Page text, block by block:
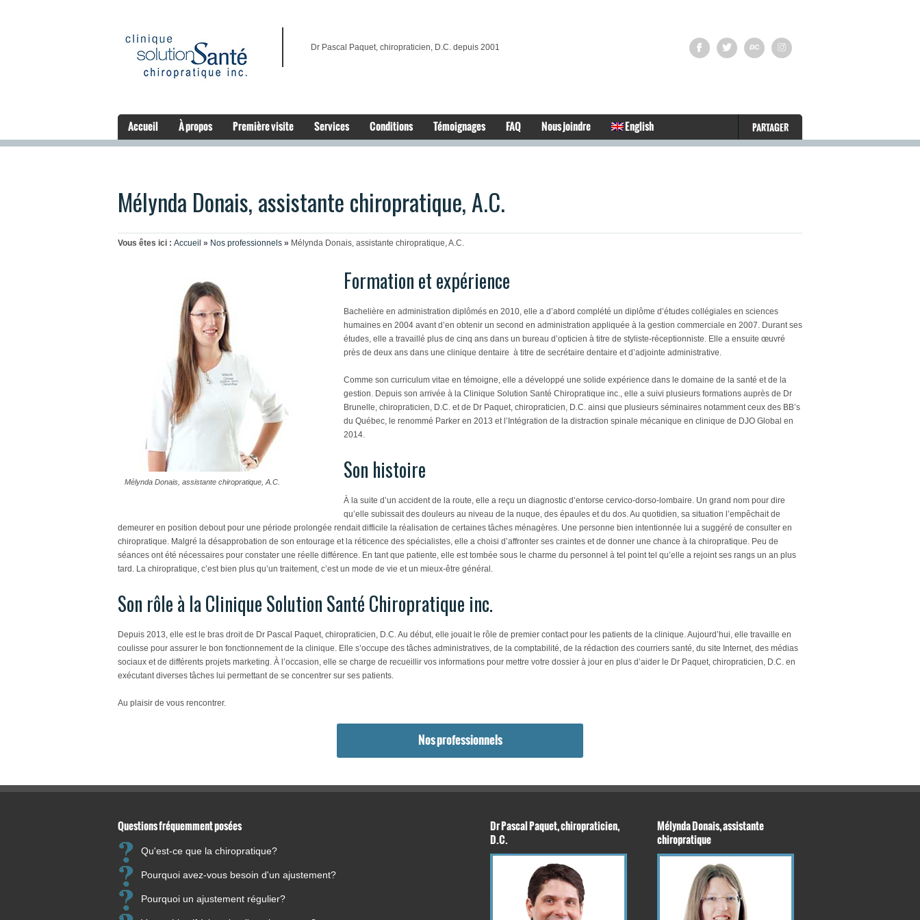
Dr Pascal Paquet, chiropraticien, D.C. depuis 2001
Accueil À propos Première visite Services Conditions Témoignages FAQ Nous joindre English PARTAGER
Mélynda Donais, assistante chiropratique, A.C.
Vous êtes ici : Accueil » Nos professionnels » Mélynda Donais, assistante chiropratique, A.C.
Mélynda Donais, assistante chiropratique, A.C.
Formation et expérience
Bachelière en administration diplômés en 2010, elle a d’abord complété un diplôme d’études collégiales en sciences
humaines en 2004 avant d’en obtenir un second en administration appliquée à la gestion commerciale en 2007. Durant ses
études, elle a travaillé plus de cinq ans dans un bureau d’opticien à titre de styliste-réceptionniste. Elle a ensuite œuvré
près de deux ans dans une clinique dentaire à titre de secrétaire dentaire et d’adjointe administrative.
Comme son curriculum vitae en témoigne, elle a développé une solide expérience dans le domaine de la santé et de la
gestion. Depuis son arrivée à la Clinique Solution Santé Chiropratique inc., elle a suivi plusieurs formations auprès de Dr
Brunelle, chiropraticien, D.C. et de Dr Paquet, chiropraticien, D.C. ainsi que plusieurs séminaires notamment ceux des BB’s
du Québec, le renommé Parker en 2013 et l’Intégration de la distraction spinale mécanique en clinique de DJO Global en
2014.
Son histoire
À la suite d’un accident de la route, elle a reçu un diagnostic d’entorse cervico-dorso-lombaire. Un grand nom pour dire
qu’elle subissait des douleurs au niveau de la nuque, des épaules et du dos. Au quotidien, sa situation l’empêchait de
demeurer en position debout pour une période prolongée rendait difficile la réalisation de certaines tâches ménagères. Une personne bien intentionnée lui a suggéré de consulter en
chiropratique. Malgré la désapprobation de son entourage et la réticence des spécialistes, elle a choisi d’affronter ses craintes et de donner une chance à la chiropratique. Peu de
séances ont été nécessaires pour constater une réelle différence. En tant que patiente, elle est tombée sous le charme du personnel à tel point tel qu’elle a rejoint ses rangs un an plus
tard. La chiropratique, c’est bien plus qu’un traitement, c’est un mode de vie et un mieux-être général.
Son rôle à la Clinique Solution Santé Chiropratique inc.
Depuis 2013, elle est le bras droit de Dr Pascal Paquet, chiropraticien, D.C. Au début, elle jouait le rôle de premier contact pour les patients de la clinique. Aujourd’hui, elle travaille en
coulisse pour assurer le bon fonctionnement de la clinique. Elle s’occupe des tâches administratives, de la comptabilité, de la rédaction des courriers santé, du site Internet, des médias
sociaux et de différents projets marketing. À l’occasion, elle se charge de recueillir vos informations pour mettre votre dossier à jour en plus d’aider le Dr Paquet, chiropraticien, D.C. en
exécutant diverses tâches lui permettant de se concentrer sur ses patients.
Au plaisir de vous rencontrer.
Nos professionnels
Questions fréquemment posées
Qu'est-ce que la chiropratique?
Pourquoi avez-vous besoin d'un ajustement?
Pourquoi un ajustement régulier?
Dr Pascal Paquet, chiropraticien,
D.C.
Mélynda Donais, assistante
chiropratique